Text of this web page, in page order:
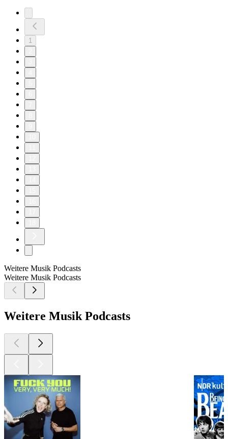
1
Weitere Musik Podcasts
Weitere Musik Podcasts
Weitere Musik Podcasts